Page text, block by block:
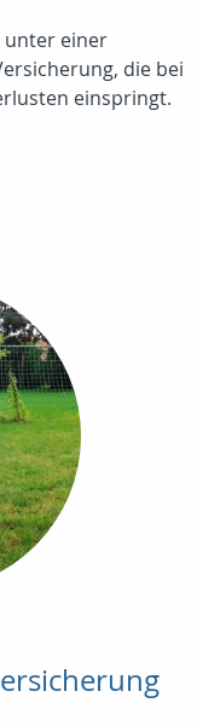
unter einer
die bei
einspringt.